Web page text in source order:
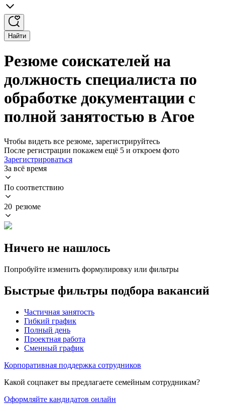
Найти
Резюме соискателей на
должность специалиста по
обработке документации с
полной занятостью в Агое
Чтобы видеть все резюме, зарегистрируйтесь
После регистрации покажем ещё 5 и откроем фото
Зарегистрироваться
За всё время
По соответствию
20 резюме
Ничего не нашлось
Попробуйте изменить формулировку или фильтры
Быстрые фильтры подбора вакансий
Частичная занятость
Гибкий график
Полный день
Проектная работа
Сменный график
Корпоративная поддержка сотрудников
Какой соцпакет вы предлагаете семейным сотрудникам?
Оформляйте кандидатов онлайн